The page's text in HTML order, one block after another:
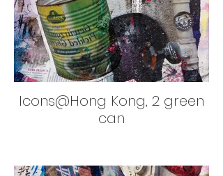
Icons@Hong Kong, 2 green
can